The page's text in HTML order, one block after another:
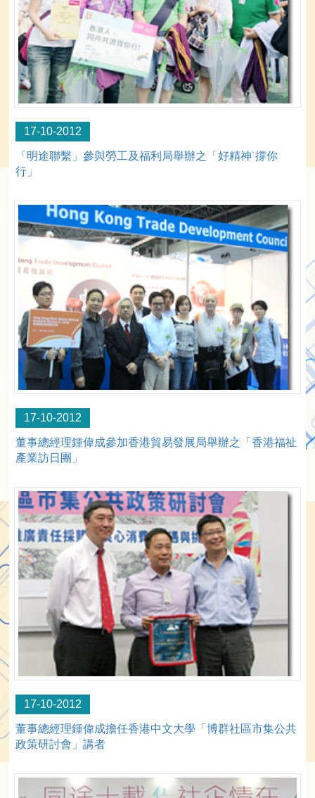
17-10-2012
「明途聯繫」參與勞工及福利局舉辦之「好精神˙撐你
行」
17-10-2012
董事總經理鍾偉成參加香港貿易發展局舉辦之「香港福祉
產業訪日團」
17-10-2012
董事總經理鍾偉成擔任香港中文大學「博群社區市集公共
政策研討會」講者